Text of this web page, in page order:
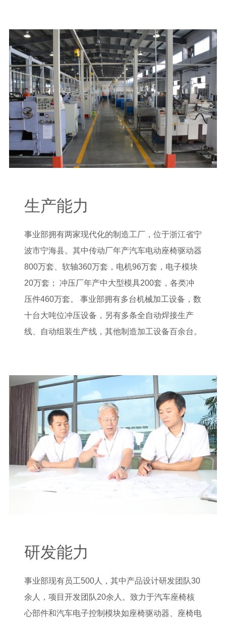
生产能力
事业部拥有两家现代化的制造工厂，位于浙江省宁
波市宁海县。其中传动厂年产汽车电动座椅驱动器
800万套、软轴360万套，电机96万套，电子模块
20万套； 冲压厂年产中大型模具200套，各类冲
压件460万套。 事业部拥有多台机械加工设备，数
十台大吨位冲压设备，另有多条全自动焊接生产
线、自动组装生产线，其他制造加工设备百余台。
研发能力
事业部现有员工500人，其中产品设计研发团队30
余人，项目开发团队20余人。致力于汽车座椅核
心部件和汽车电子控制模块如座椅驱动器、座椅电